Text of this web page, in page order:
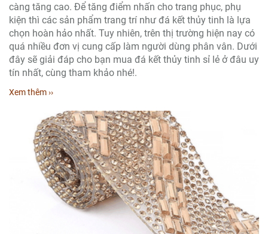
càng tăng cao. Để tăng điểm nhấn cho trang phục, phụ
kiện thì các sản phẩm trang trí như đá kết thủy tinh là lựa
chọn hoàn hảo nhất. Tuy nhiên, trên thị trường hiện nay có
quá nhiều đơn vị cung cấp làm người dùng phân vân. Dưới
đây sẽ giải đáp cho bạn mua đá kết thủy tinh sỉ lẻ ở đâu uy
tín nhất, cùng tham khảo nhé!.
Xem thêm ››